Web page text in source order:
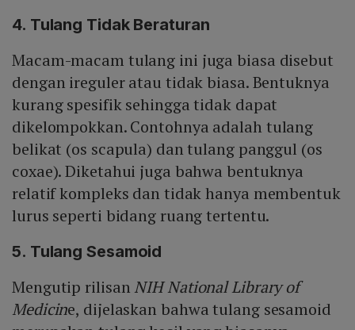
4. Tulang Tidak Beraturan
Macam-macam tulang ini juga biasa disebut
dengan ireguler atau tidak biasa. Bentuknya
kurang spesifik sehingga tidak dapat
dikelompokkan. Contohnya adalah tulang
belikat (os scapula) dan tulang panggul (os
coxae). Diketahui juga bahwa bentuknya
relatif kompleks dan tidak hanya membentuk
lurus seperti bidang ruang tertentu.
5. Tulang Sesamoid
Mengutip rilisan NIH National Library of
Medicine, dijelaskan bahwa tulang sesamoid